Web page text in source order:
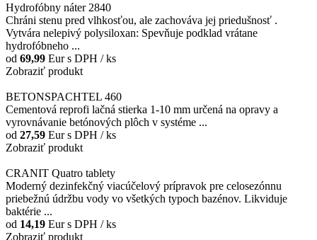
Hydrofóbny náter 2840
Chráni stenu pred vlhkosťou, ale zachováva jej priedušnosť .
Vytvára nelepivý polysiloxan: Spevňuje podklad vrátane
hydrofóbneho ...
od 69,99 Eurs DPH / ks
Zobraziť produkt
BETONSPACHTEL 460
Cementová reprofi lačná stierka 1-10 mm určená na opravy a
vyrovnávanie betónových plôch v systéme ...
od 27,59 Eurs DPH / ks
Zobraziť produkt
CRANIT Quatro tablety
Moderný dezinfekčný viacúčelový prípravok pre celosezónnu
priebežnú údržbu vody vo všetkých typoch bazénov. Likviduje
baktérie ...
od 14,19 Eurs DPH / ks
Zobraziť produkt